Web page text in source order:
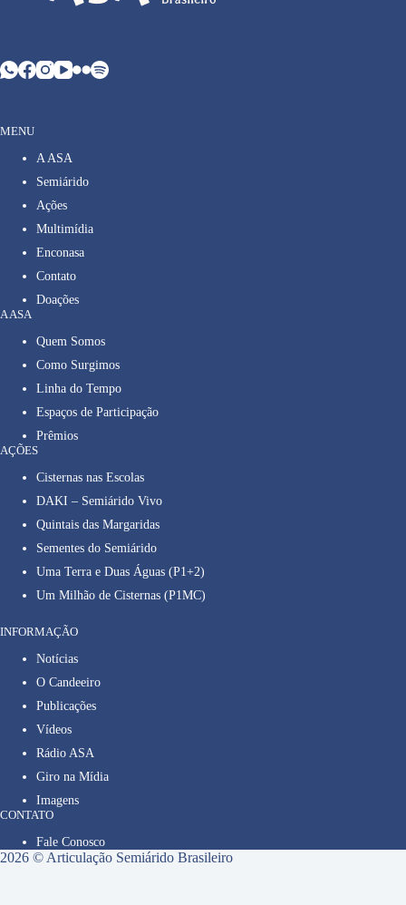
MENU
A ASA
Semiárido
Ações
Multimídia
Enconasa
Contato
Doações
A ASA
Quem Somos
Como Surgimos
Linha do Tempo
Espaços de Participação
Prêmios
AÇÕES
Cisternas nas Escolas
DAKI – Semiárido Vivo
Quintais das Margaridas
Sementes do Semiárido
Uma Terra e Duas Águas (P1+2)
Um Milhão de Cisternas (P1MC)
INFORMAÇÃO
Notícias
O Candeeiro
Publicações
Vídeos
Rádio ASA
Giro na Mídia
Imagens
CONTATO
Fale Conosco
2026 © Articulação Semiárido Brasileiro